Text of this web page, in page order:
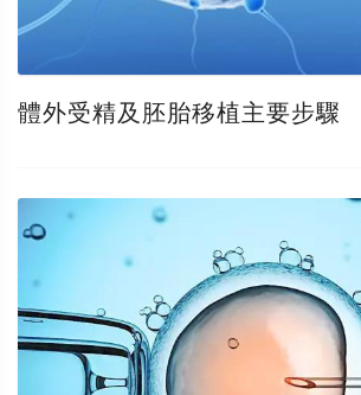
體外受精及胚胎移植主要步驟